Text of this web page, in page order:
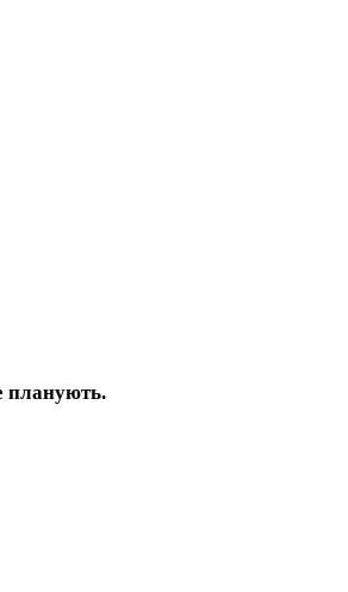
планують.